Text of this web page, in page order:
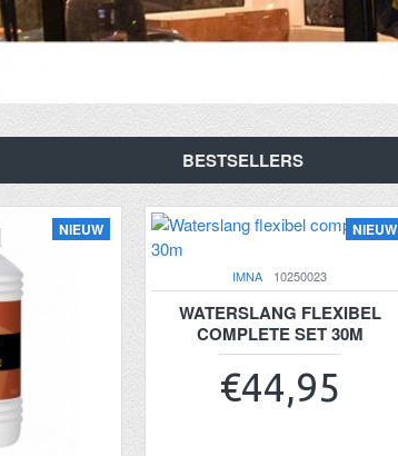
BESTSELLERS
NIEUW NIEUW
IMNA 10250023
WATERSLANG FLEXIBEL
COMPLETE SET 30M
€44,95